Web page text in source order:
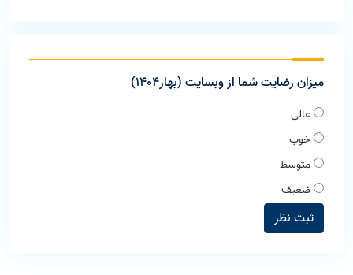
میزان رضایت شما از وبسایت (بهار1404)
عالی
خوب
متوسط
ضعیف
ثبت نظر